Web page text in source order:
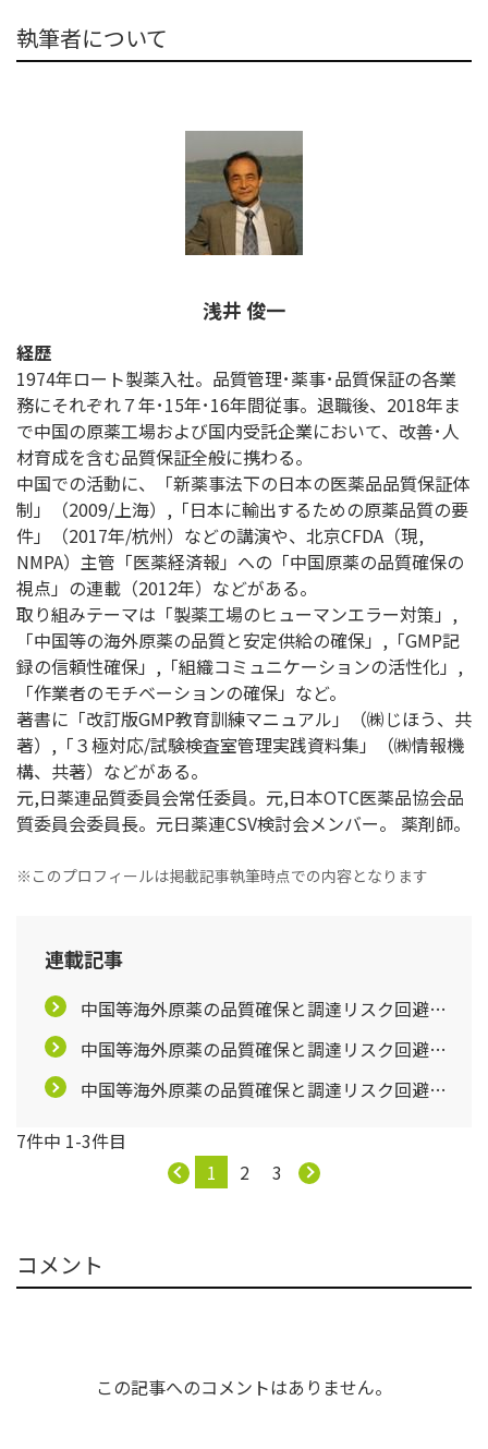
執筆者について
浅井 俊一
経歴
1974年ロート製薬入社。品質管理･薬事･品質保証の各業
務にそれぞれ７年･15年･16年間従事。退職後、2018年ま
で中国の原薬工場および国内受託企業において、改善･人
材育成を含む品質保証全般に携わる。
中国での活動に、「新薬事法下の日本の医薬品品質保証体
制」（2009/上海）,「日本に輸出するための原薬品質の要
件」（2017年/杭州）などの講演や、北京CFDA（現,
NMPA）主管「医薬経済報」への「中国原薬の品質確保の
視点」の連載（2012年）などがある。
取り組みテーマは「製薬工場のヒューマンエラー対策」,
「中国等の海外原薬の品質と安定供給の確保」,「GMP記
録の信頼性確保」,「組織コミュニケーションの活性化」,
「作業者のモチベーションの確保」など。
著書に「改訂版GMP教育訓練マニュアル」（㈱じほう、共
著）,「３極対応/試験検査室管理実践資料集」（㈱情報機
構、共著）などがある。
元,日薬連品質委員会常任委員。元,日本OTC医薬品協会品
質委員会委員長。元日薬連CSV検討会メンバー。 薬剤師。
※このプロフィールは掲載記事執筆時点での内容となります
連載記事
中国等海外原薬の品質確保と調達リスク回避の
考え方【第2回】
中国等海外原薬の品質確保と調達リスク回避の
考え方【第3回】
中国等海外原薬の品質確保と調達リスク回避の
7件中 1-3件目
1
2 3
コメント
この記事へのコメントはありません。